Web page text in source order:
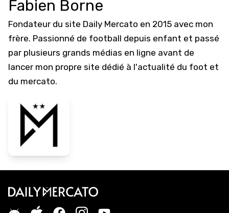
Fabien Borne
Fondateur du site Daily Mercato en 2015 avec mon
frère. Passionné de football depuis enfant et passé
par plusieurs grands médias en ligne avant de
lancer mon propre site dédié à l'actualité du foot et
du mercato.